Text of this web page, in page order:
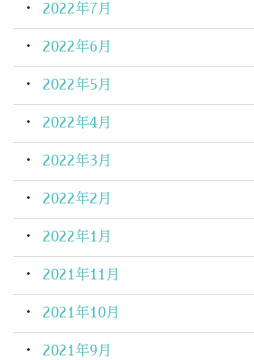
2022年7月
2022年6月
2022年5月
2022年4月
2022年3月
2022年2月
2022年1月
2021年11月
2021年10月
2021年9月